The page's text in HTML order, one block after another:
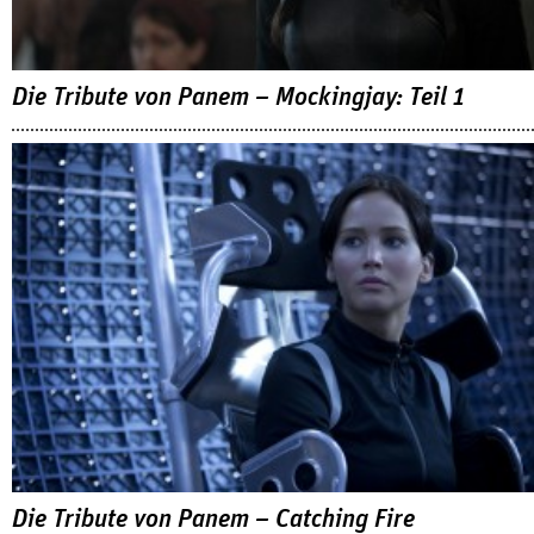
Die Tribute von Panem – Mockingjay: Teil 1
Die Tribute von Panem – Catching Fire